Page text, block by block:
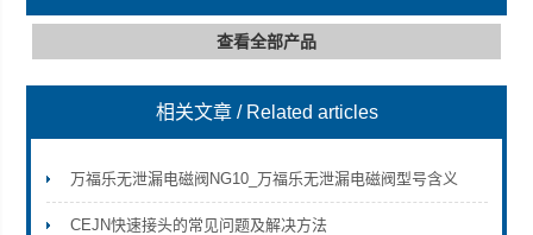
查看全部产品
相关文章 / Related articles
万福乐无泄漏电磁阀NG10_万福乐无泄漏电磁阀型号含义
CEJN快速接头的常见问题及解决方法